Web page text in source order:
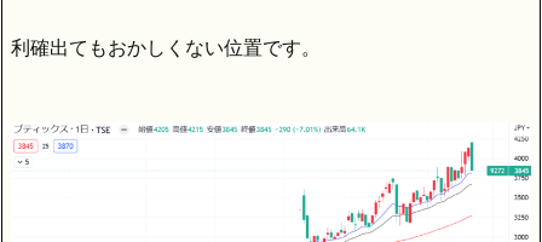
利確出てもおかしくない位置です。